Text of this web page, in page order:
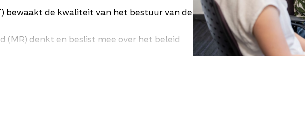
bewaakt de kwaliteit van het bestuur van de
(MR) denkt en beslist mee over het beleid
(CvB) volgt en ondersteunt de